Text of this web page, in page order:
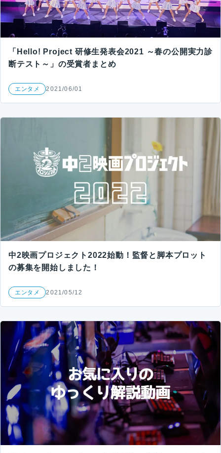
「Hello! Project 研修生発表会2021 ～春の公開実力診
断テスト～」の受賞者まとめ
エンタメ 2021/06/01
中2映画プロジェクト2022始動！監督と脚本プロット
の募集を開始しました！
エンタメ 2021/05/12